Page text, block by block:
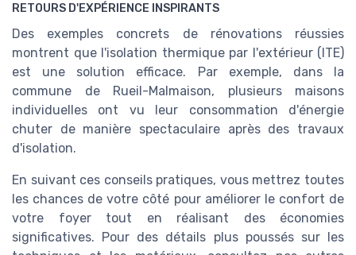
RETOURS D'EXPÉRIENCE INSPIRANTS
Des exemples concrets de rénovations réussies
montrent que l'isolation thermique par l'extérieur (ITE)
est une solution efficace. Par exemple, dans la
commune de Rueil-Malmaison, plusieurs maisons
individuelles ont vu leur consommation d'énergie
chuter de manière spectaculaire après des travaux
d'isolation.
En suivant ces conseils pratiques, vous mettrez toutes
les chances de votre côté pour améliorer le confort de
votre foyer tout en réalisant des économies
significatives. Pour des détails plus poussés sur les